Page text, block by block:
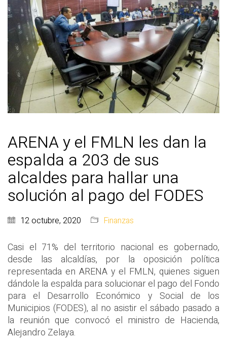
ARENA y el FMLN les dan la
espalda a 203 de sus
alcaldes para hallar una
solución al pago del FODES
12 octubre, 2020 Finanzas
Casi el 71% del territorio nacional es gobernado,
desde las alcaldías, por la oposición política
representada en ARENA y el FMLN, quienes siguen
dándole la espalda para solucionar el pago del Fondo
para el Desarrollo Económico y Social de los
Municipios (FODES), al no asistir el sábado pasado a
la reunión que convocó el ministro de Hacienda,
Alejandro Zelaya.